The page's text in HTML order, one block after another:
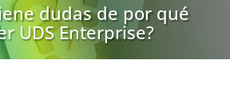
dudas de por qué
UDS Enterprise?